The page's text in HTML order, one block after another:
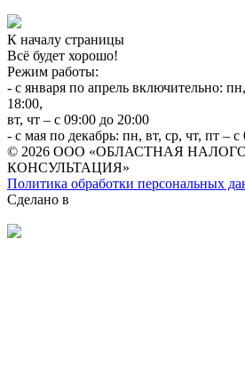
К началу страницы
Всё будет хорошо!
Режим работы:
- с января по апрель включительно:
18:00,
вт, чт – с 09:00 до 20:00
- с мая по декабрь: пн, вт, ср, чт, пт –
© 2026 ООО «ОБЛАСТНАЯ
КОНСУЛЬТАЦИЯ»
Политика обработки персональных
Сделано в